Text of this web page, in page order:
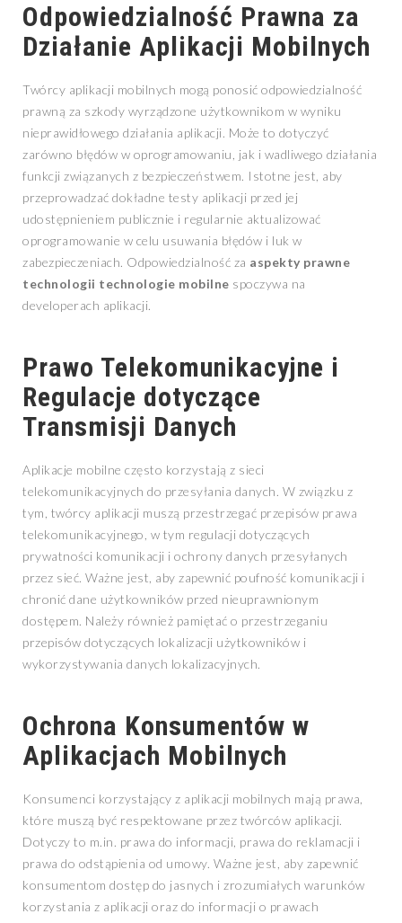
Odpowiedzialność Prawna za
Działanie Aplikacji Mobilnych
Twórcy aplikacji mobilnych mogą ponosić odpowiedzialność
prawną za szkody wyrządzone użytkownikom w wyniku
nieprawidłowego działania aplikacji. Może to dotyczyć
zarówno błędów w oprogramowaniu, jak i wadliwego działania
funkcji związanych z bezpieczeństwem. Istotne jest, aby
przeprowadzać dokładne testy aplikacji przed jej
udostępnieniem publicznie i regularnie aktualizować
oprogramowanie w celu usuwania błędów i luk w
zabezpieczeniach. Odpowiedzialność za aspekty prawne
technologii technologie mobilne spoczywa na
developerach aplikacji.
Prawo Telekomunikacyjne i
Regulacje dotyczące
Transmisji Danych
Aplikacje mobilne często korzystają z sieci
telekomunikacyjnych do przesyłania danych. W związku z
tym, twórcy aplikacji muszą przestrzegać przepisów prawa
telekomunikacyjnego, w tym regulacji dotyczących
prywatności komunikacji i ochrony danych przesyłanych
przez sieć. Ważne jest, aby zapewnić poufność komunikacji i
chronić dane użytkowników przed nieuprawnionym
dostępem. Należy również pamiętać o przestrzeganiu
przepisów dotyczących lokalizacji użytkowników i
wykorzystywania danych lokalizacyjnych.
Ochrona Konsumentów w
Aplikacjach Mobilnych
Konsumenci korzystający z aplikacji mobilnych mają prawa,
które muszą być respektowane przez twórców aplikacji.
Dotyczy to m.in. prawa do informacji, prawa do reklamacji i
prawa do odstąpienia od umowy. Ważne jest, aby zapewnić
konsumentom dostęp do jasnych i zrozumiałych warunków
korzystania z aplikacji oraz do informacji o prawach